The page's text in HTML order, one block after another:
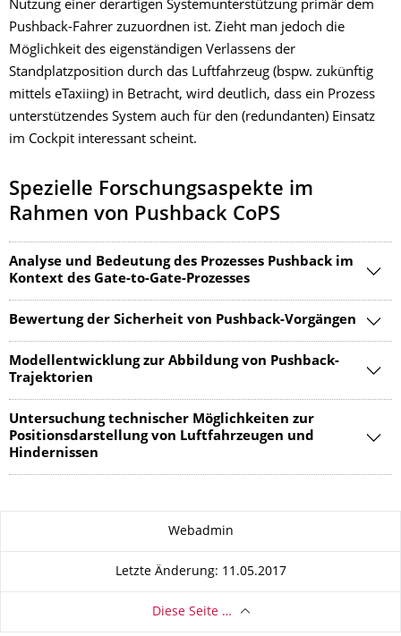
Nutzung einer derartigen Systemunterstützung primär dem
Pushback-Fahrer zuzuordnen ist. Zieht man jedoch die
Möglichkeit des eigenständigen Verlassens der
Standplatzposition durch das Luftfahrzeug (bspw. zukünftig
mittels eTaxiing) in Betracht, wird deutlich, dass ein Prozess
unterstützendes System auch für den (redundanten) Einsatz
im Cockpit interessant scheint.
Spezielle Forschungsaspekte im
Rahmen von Pushback CoPS
Analyse und Bedeutung des Prozesses Pushback im
Kontext des Gate-to-Gate-Prozesses
Bewertung der Sicherheit von Pushback-Vorgängen
Modellentwicklung zur Abbildung von Pushback-
Trajektorien
Untersuchung technischer Möglichkeiten zur
Positionsdarstellung von Luftfahrzeugen und
Hindernissen
Webadmin
Letzte Änderung: 11.05.2017
Diese Seite …